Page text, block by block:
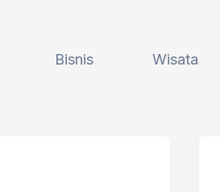
Bisnis Wisata